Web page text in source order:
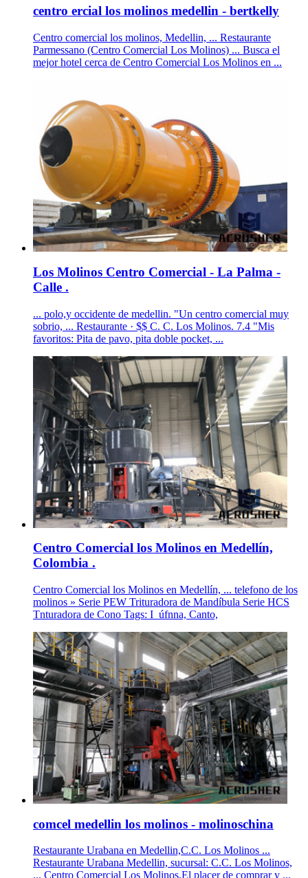
centro ercial los molinos medellin - bertkelly
Centro comercial los molinos, Medellin, ... Restaurante
Parmessano (Centro Comercial Los Molinos) ... Busca el
mejor hotel cerca de Centro Comercial Los Molinos en ...
Los Molinos Centro Comercial - La Palma -
Calle .
... polo,y occidente de medellin. "Un centro comercial muy
sobrio, ... Restaurante · $$ C. C. Los Molinos. 7.4 "Mis
favoritos: Pita de pavo, pita doble pocket, ...
Centro Comercial los Molinos en Medellín,
Colombia .
Centro Comercial los Molinos en Medellín, ... telefono de los
molinos » Serie PEW Trituradora de Mandíbula Serie HCS
Tnturadora de Cono Tags: I_úfnna, Canto,
comcel medellin los molinos - molinoschina
Restaurante Urabana en Medellin,C.C. Los Molinos ...
Restaurante Urabana Medellin, sucursal: C.C. Los Molinos,
... Centro Comercial Los Molinos,El placer de comprar y ...